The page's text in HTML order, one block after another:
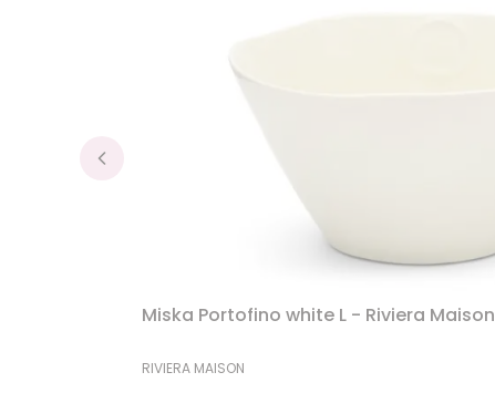
Miska Portofino white L - Riviera Maison
PRODUCENT
RIVIERA MAISON